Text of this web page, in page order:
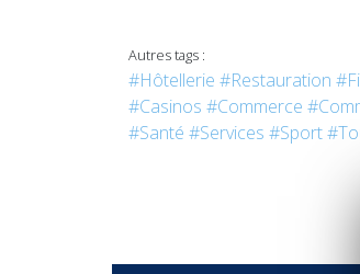
Autres tags :
#Hôtellerie #Restauration
#Casinos #Commerce
#Santé #Services #Sport